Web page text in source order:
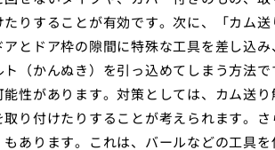
たりすることが有効です。次に、「カム
アとドア枠の隙間に特殊な工具を差し込
ト（かんぬき）を引っ込めてしまう方法
能性があります。対策としては、カム送
取り付けたりすることが考えられます。
もあります。これは、バールなどの工具